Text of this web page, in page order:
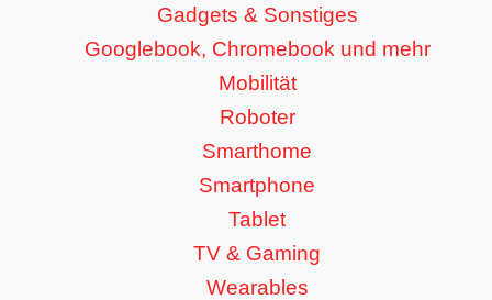
Gadgets & Sonstiges
Googlebook, Chromebook und mehr
Mobilität
Roboter
Smarthome
Smartphone
Tablet
TV & Gaming
Wearables